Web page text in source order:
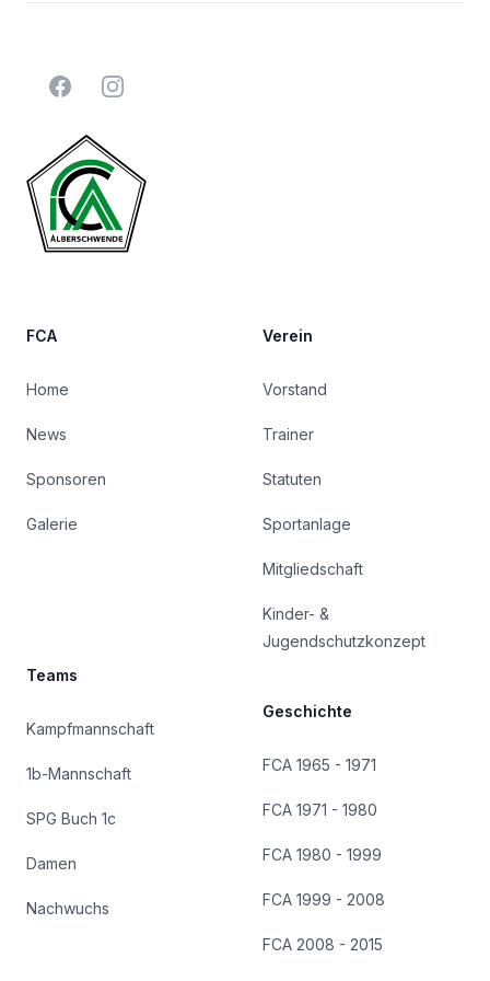
FacebookInstagram
FCA
Home
News
Sponsoren
Galerie
Teams
Kampfmannschaft
1b-Mannschaft
SPG Buch 1c
Damen
Nachwuchs
Verein
Vorstand
Trainer
Statuten
Sportanlage
Mitgliedschaft
Kinder- &
Jugendschutzkonzept
Geschichte
FCA 1965 - 1971
FCA 1971 - 1980
FCA 1980 - 1999
FCA 1999 - 2008
FCA 2008 - 2015